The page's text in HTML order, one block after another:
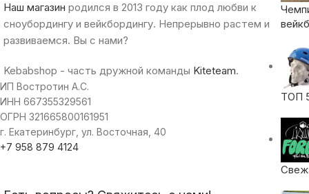
Наш магазин родился в 2013 году как плод любви к
сноубордингу и вейкбордингу. Непрерывно растем и
развиваемся. Вы с нами?
Kebabshop - часть дружной команды Kiteteam.
ИП Востротин А.С.
ИНН 667355329561
ОГРН 321665800161951
г. Екатеринбург, ул. Восточная, 40
+7 958 879 4124
ТОП